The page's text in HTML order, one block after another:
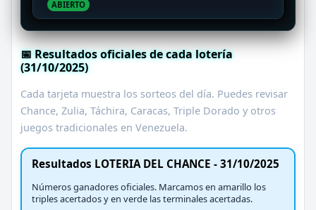
ABIERTO
📅 Resultados oficiales de cada lotería
(31/10/2025)
Cada tarjeta muestra los sorteos del día. Puedes revisar
Chance, Zulia, Táchira, Caracas, Triple Dorado y otros
juegos tradicionales en Venezuela.
Resultados LOTERIA DEL CHANCE - 31/10/2025
Números ganadores oficiales. Marcamos en amarillo los
triples acertados y en verde las terminales acertadas.